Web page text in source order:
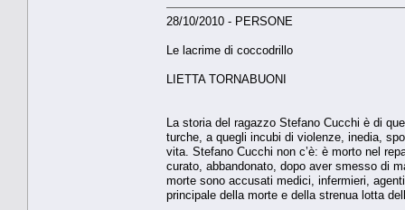
28/10/2010 - PERSONE
Le lacrime di coccodrillo
LIETTA TORNABUONI
La storia del ragazzo Stefano Cucchi è di
turche, a quegli incubi di violenze, inedia,
vita. Stefano Cucchi non c’è: è morto nel
curato, abbandonato, dopo aver smesso di
morte sono accusati medici, infermieri,
principale della morte e della strenua lotta